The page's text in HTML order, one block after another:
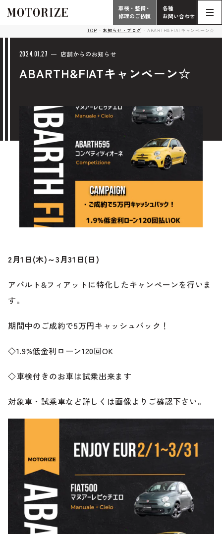
こだわり
輸入車買取査定依頼
中古車販売・在庫車情報
車検・整備・修理のご依頼
中古車探しのご依頼/その他
お問い合わせフォーム
お客様の声
プライバシーポリシー
Phone
058-247-7733
お問い合わせ総合
058-247-8001
タップで電話がかかります
Contact Form
お問い合わせフォームはこちら
車検・整備・修理のご依頼
買取査定のご依頼
中古車探しのご依頼・レンタカーのご相談
のご相談も可能です。
お問い合わせフォームにて、オンラインでのご連絡をご
希望ください。
Contact
車検・整備・
修理のご依頼
各種
お問い合わせ
TOP お知らせ・ブログ ABARTH&FIATキャンペーン☆
2024.01.27 店舗からのお知らせ
ABARTH&FIATキャンペーン☆
2月1日(木)～3月31日(日)
アバルト&フィアットに特化したキャンペーンを行いま
す。
期間中のご成約で5万円キャッシュバック！
◇1.9%低金利ローン120回OK
◇車検付きのお車は試乗出来ます
対象車・試乗車など詳しくは画像よりご確認下さい。